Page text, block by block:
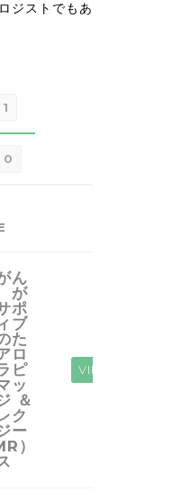
ジストでもあ
1
0
ん
が
ポ
ブ
た
ロ
ピ
ッ
＆
ク
ー
）
VIEW